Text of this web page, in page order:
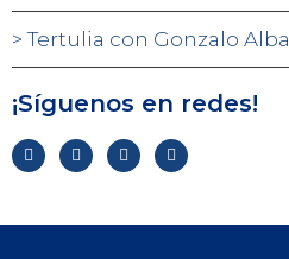
Tertulia con Gonzalo Alba
¡Síguenos en redes!